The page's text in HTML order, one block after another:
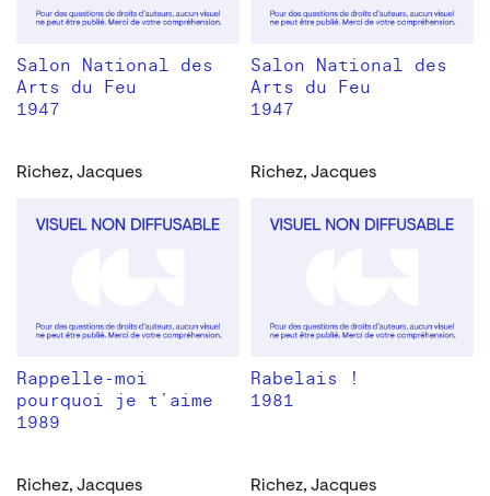
Salon National des
Arts du Feu
1947
Salon National des
Arts du Feu
1947
Richez, Jacques
Rappelle-moi
pourquoi je t’aime
1989
Richez, Jacques
Rabelais !
1981
Richez, Jacques Richez, Jacques